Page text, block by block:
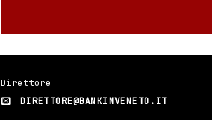
Direttore
DIRETTORE@BANKINVENETO.IT